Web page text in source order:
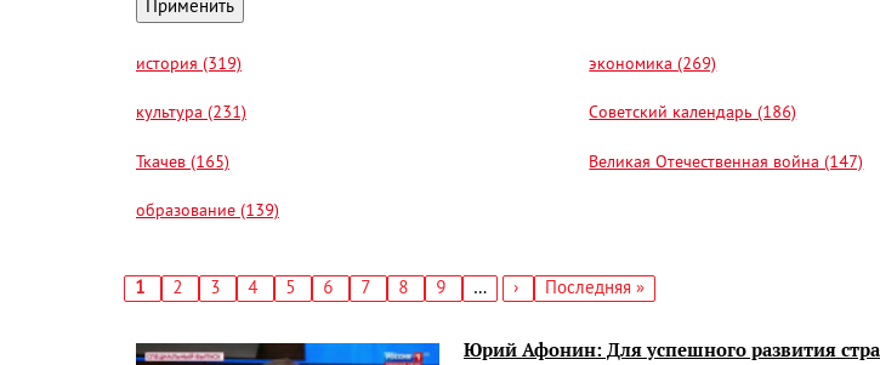
история (319) экономика (269)
культура (231) Советский календарь (186)
Ткачев (165) Великая Отечественная война (147)
образование (139)
Текущая
1 Страница
2 Страница
3 Страница
4 Страница
5 Страница
6 Страница
7 Страница
8 Страница
9 …
Следующая
›
Последняя
Последняя »
Юрий Афонин: Для успешного развития